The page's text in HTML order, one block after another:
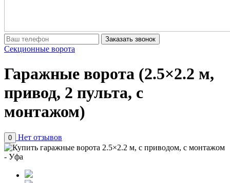
Заказать звонок
Секционные ворота
Гаражные ворота (2.5×2.2 м,
привод, 2 пульта, с
монтажом)
0 Нет отзывов